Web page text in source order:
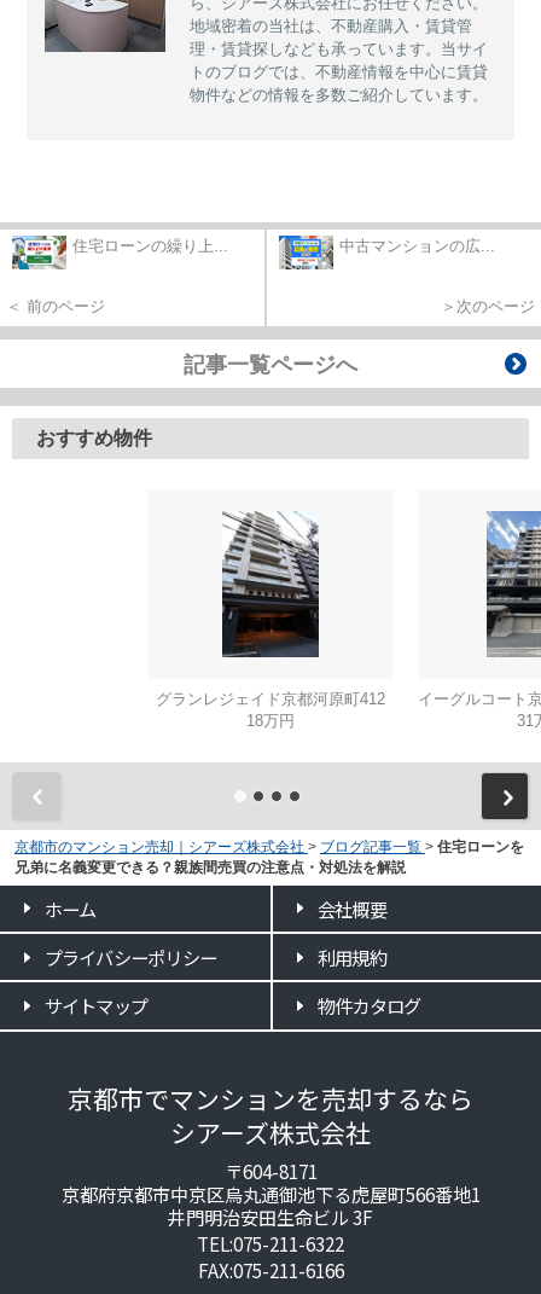
地域密着の当社は、不動産購入・賃貸管
理・賃貸探しなども承っています。当サイ
トのブログでは、不動産情報を中心に賃貸
物件などの情報を多数ご紹介しています。
住宅ローンの繰り上...
＜ 前のページ
中古マンションの広...
＞次のページ
記事一覧ページへ
おすすめ物件
グランレジェイド京都河原町412
18万円
31
京都市のマンション売却｜シアーズ株式会社 > ブログ記事一覧 > 住宅ローンを
兄弟に名義変更できる？親族間売買の注意点・対処法を解説
ホーム
会社概要
プライバシーポリシー
利用規約
サイトマップ
物件カタログ
京都市でマンションを売却するなら
シアーズ株式会社
〒604-8171
京都府京都市中京区烏丸通御池下る虎屋町566番地1
井門明治安田生命ビル 3F
TEL:075-211-6322
FAX:075-211-6166